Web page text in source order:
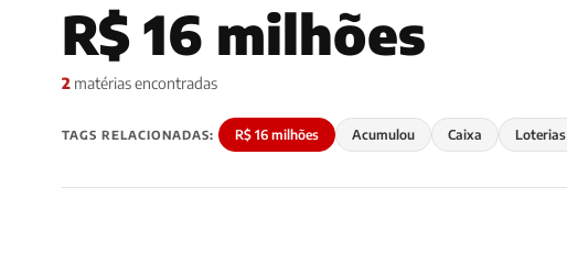
R$ 16 milhões
2 matérias encontradas
TAGS RELACIONADAS: R$ 16 milhões Acumulou Caixa Loterias